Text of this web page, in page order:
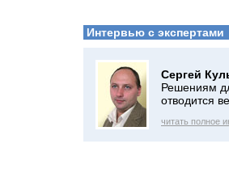
Интервью с экспертами
Сергей
Решениям
отводится
читать полное